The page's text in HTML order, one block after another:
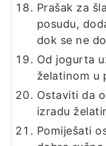
Prašak za
posudu,
dok se ne
Od jogurta
želatinom u
Ostaviti da
izradu
Pomiješati